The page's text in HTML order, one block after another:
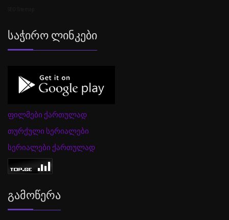
Საჭირო Ლინკები
ფილმები ქართულად
თურქული სერიალები
სერიალები ქართულად
Გამოწერა